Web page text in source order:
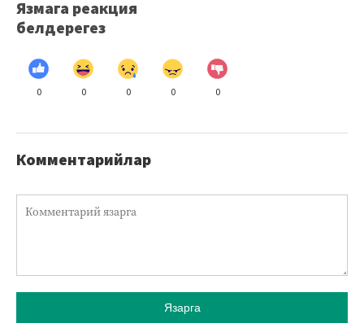
Язмага реакция
белдерегез
0 0 0 0 0
Комментарийлар
Язарга